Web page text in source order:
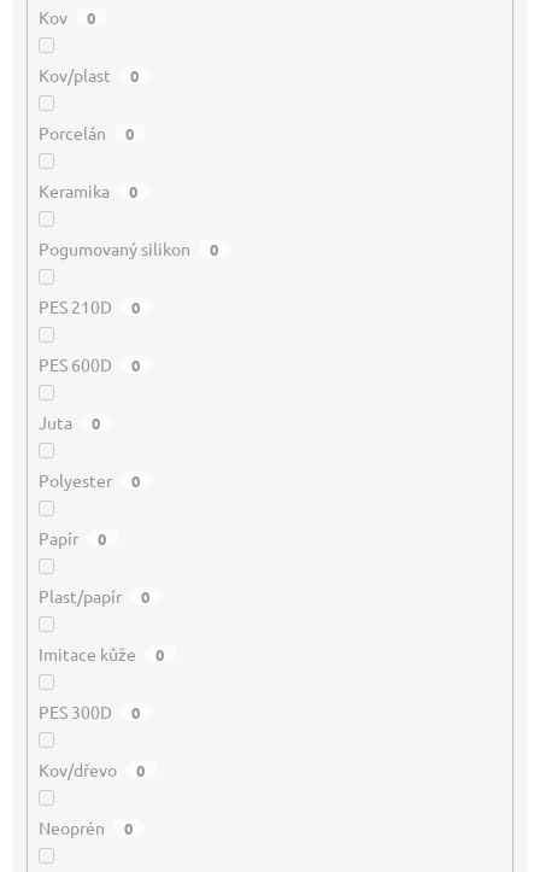
Kov 0
Kov/plast 0
Porcelán 0
Keramika 0
Pogumovaný silikon 0
PES 210D 0
PES 600D 0
Juta 0
Polyester 0
Papír 0
Plast/papír 0
Imitace kůže 0
PES 300D 0
Kov/dřevo 0
Neoprén 0